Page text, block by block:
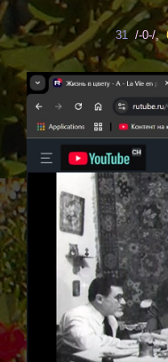
31 /-0-/,